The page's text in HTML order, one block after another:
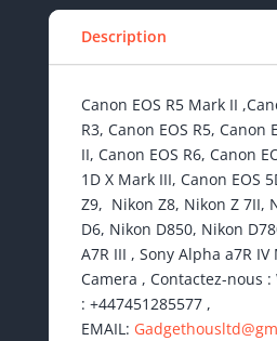
Description
Canon EOS R5 Mark II
R3, Canon EOS R5, Canon
II, Canon EOS R6, Canon
1D X Mark III, Canon EOS
Z9, Nikon Z8, Nikon Z 7II,
D6, Nikon D850, Nikon
A7R III , Sony Alpha a7R
Camera , Contactez-nous :
: +447451285577 ,
EMAIL: